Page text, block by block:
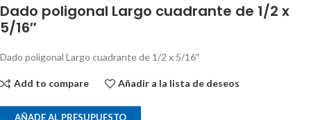
Dado poligonal Largo cuadrante de 1/2 x
5/16″
Dado poligonal Largo cuadrante de 1/2 x 5/16″
Add to compare Añadir a la lista de deseos
AÑADE AL PRESUPUESTO